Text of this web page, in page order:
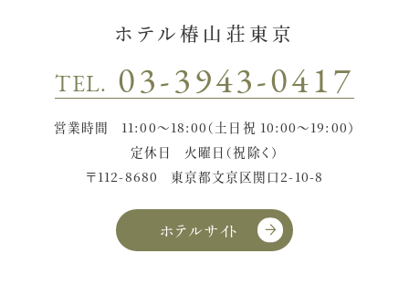
ホテル椿山荘東京
TEL. 03-3943-0417
営業時間
11:00〜18:00（土日祝 10:00〜19:00）
定休日
火曜日（祝除く）
〒112-8680
東京都文京区関口2-10-8
ホテルサイト